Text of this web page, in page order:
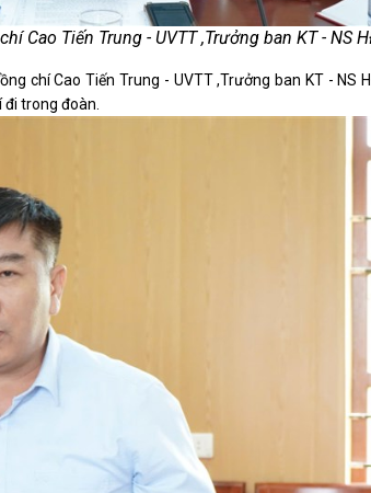
Cao Tiến Trung - UVTT ,Trưởng ban KT - NS
chí Cao Tiến Trung - UVTT ,Trưởng ban KT - NS
đi trong đoàn.